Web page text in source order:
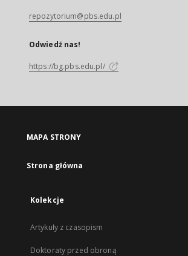
repozytorium@pbs.edu.pl
Odwiedź nas!
https://bg.pbs.edu.pl/
MAPA STRONY
Strona główna
Kolekcje
Artykuły z czasopism
Doktoraty przed obroną